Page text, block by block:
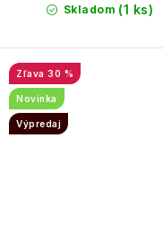
Skladom (1 ks)
30 %
Novinka
Výpredaj